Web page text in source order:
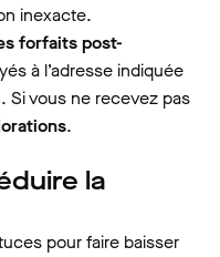
inexacte.
forfaits post-
à l’adresse indiquée
Si vous ne recevez pas
.
la
pour faire baisser